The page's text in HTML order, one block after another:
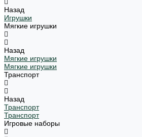
Назад
Игрушки
Мягкие игрушки
Назад
Мягкие игрушки
Мягкие игрушки
Транспорт
Назад
Транспорт
Транспорт
Игровые наборы